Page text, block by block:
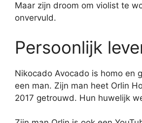
Maar zijn droom om violist te
onvervuld.
Persoonlijk
Nikocado Avocado is homo en
een man. Zijn man heet Orlin
2017 getrouwd. Hun huwelijk